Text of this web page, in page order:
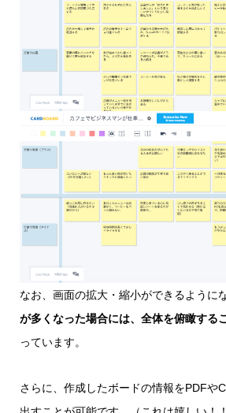
なお、画面の拡大・縮小ができるように
が多くなった場合には、全体を俯瞰する
っています。
さらに、作成したボードの情報をPDFや